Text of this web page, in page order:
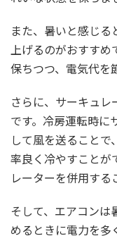
また、暑いと感じ
上げるのがおすすめ
保ちつつ、電気代を
さらに、サーキュ
です。冷房運転時に
して風を送ること
率良く冷やすことが
レーターを併用する
そして、エアコン
めるときに電力を多